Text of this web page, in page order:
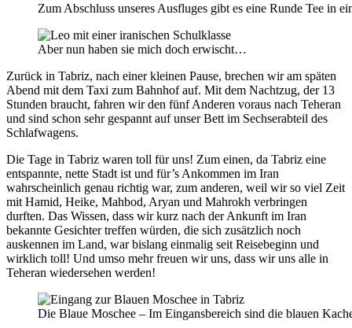
Zum Abschluss unseres Ausfluges gibt es eine Runde Tee in
Aber nun haben sie mich doch erwischt…
Zurück in Tabriz, nach einer kleinen Pause, brechen wir am späten
Abend mit dem Taxi zum Bahnhof auf. Mit dem Nachtzug, der 13
Stunden braucht, fahren wir den fünf Anderen voraus nach Teheran
und sind schon sehr gespannt auf unser Bett im Sechserabteil des
Schlafwagens.
Die Tage in Tabriz waren toll für uns! Zum einen, da Tabriz eine
entspannte, nette Stadt ist und für’s Ankommen im Iran
wahrscheinlich genau richtig war, zum anderen, weil wir so viel Zeit
mit Hamid, Heike, Mahbod, Aryan und Mahrokh verbringen
durften. Das Wissen, dass wir kurz nach der Ankunft im Iran
bekannte Gesichter treffen würden, die sich zusätzlich noch
auskennen im Land, war bislang einmalig seit Reisebeginn und
wirklich toll! Und umso mehr freuen wir uns, dass wir uns alle in
Teheran wiedersehen werden!
Die Blaue Moschee – Im Eingansbereich sind die blauen